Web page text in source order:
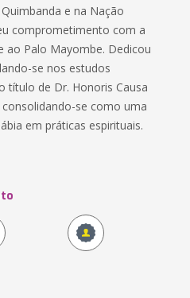
e na Nação
comprometimento com a
ao Palo Mayombe. Dedicou
se nos estudos
título de Dr. Honoris Causa
se como uma
em práticas espirituais.